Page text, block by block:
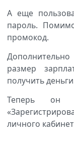
А еще
пароль.
промокод.
размер
получить
Теперь он
личного